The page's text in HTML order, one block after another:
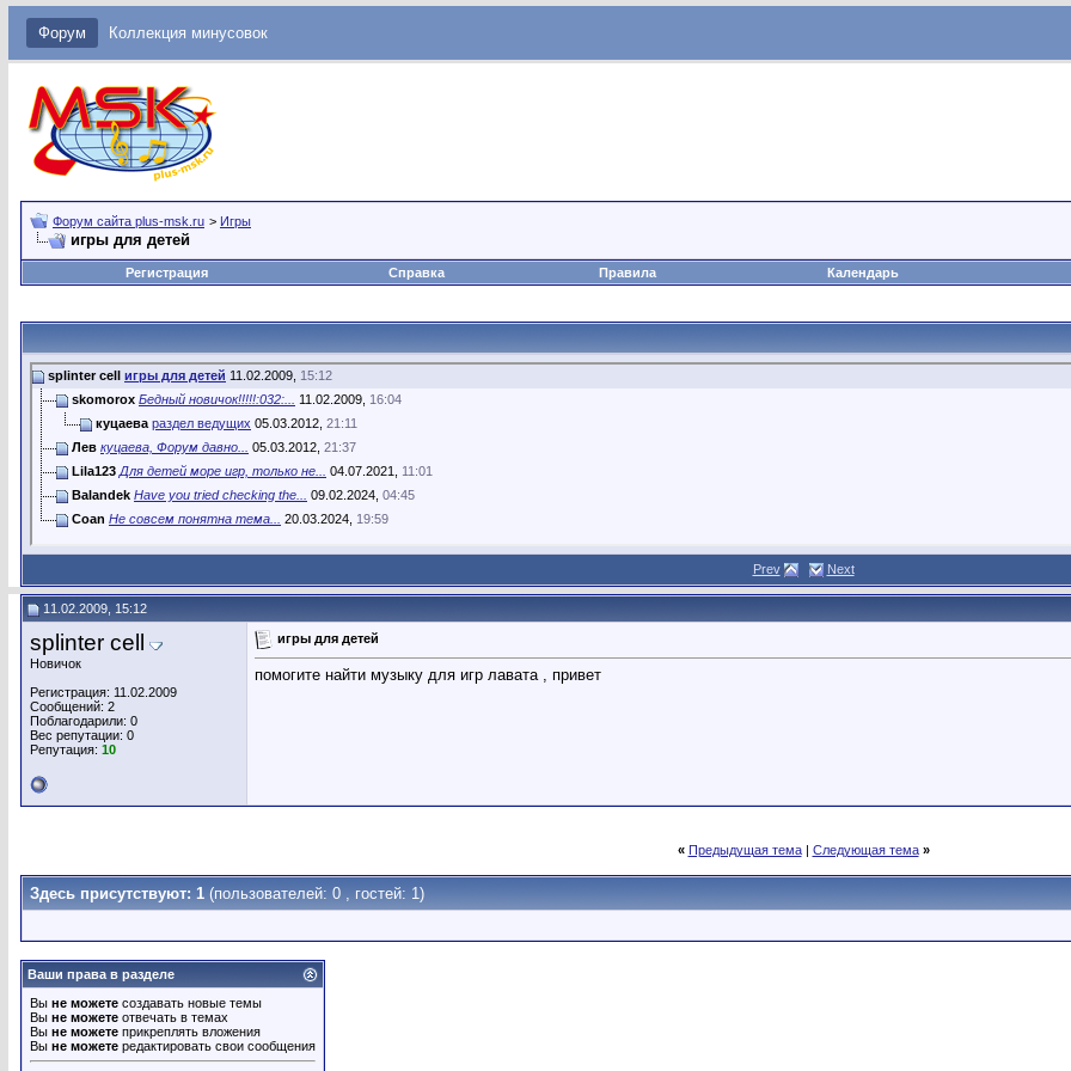
Форум Коллекция минусовок
Форум сайта plus-msk.ru > Игры
игры для детей
Регистрация Справка Правила Календарь
splinter cell игры для детей 11.02.2009, 15:12
skomorox Бедный новичок!!!!!:032:... 11.02.2009, 16:04
куцаева раздел ведущих 05.03.2012, 21:11
Лев куцаева, Форум давно... 05.03.2012, 21:37
Lila123 Для детей море игр, только не... 04.07.2021, 11:01
Balandek Have you tried checking the... 09.02.2024, 04:45
Coan Не совсем понятна тема... 20.03.2024, 19:59
Prev Next
11.02.2009, 15:12
splinter cell
Новичок
Регистрация: 11.02.2009
Сообщений: 2
Поблагодарили: 0
Вес репутации: 0
Репутация: 10
игры для детей
помогите найти музыку для игр лавата , привет
« Предыдущая тема| Следующая тема »
Здесь присутствуют: 1 (пользователей: 0 , гостей: 1)
Ваши права в разделе
Вы не можете создавать новые темы
Вы не можете отвечать в темах
Вы не можете прикреплять вложения
Вы не можете редактировать свои сообщения